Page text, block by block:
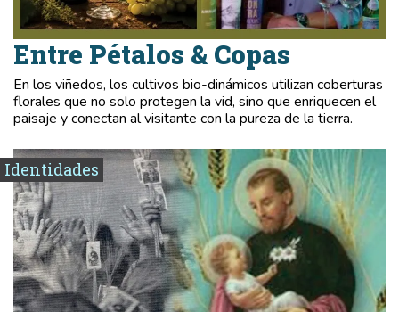
Entre Pétalos & Copas
En los viñedos, los cultivos bio-dinámicos utilizan coberturas
florales que no solo protegen la vid, sino que enriquecen el
paisaje y conectan al visitante con la pureza de la tierra.
Identidades